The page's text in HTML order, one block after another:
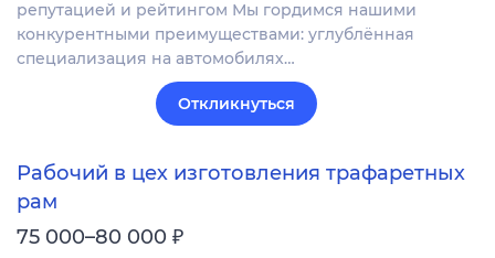
репутацией и рейтингом Мы гордимся нашими
конкурентными преимуществами: углублённая
специализация на автомобилях…
Откликнуться
Рабочий в цех изготовления трафаретных
рам
75 000–80 000 ₽